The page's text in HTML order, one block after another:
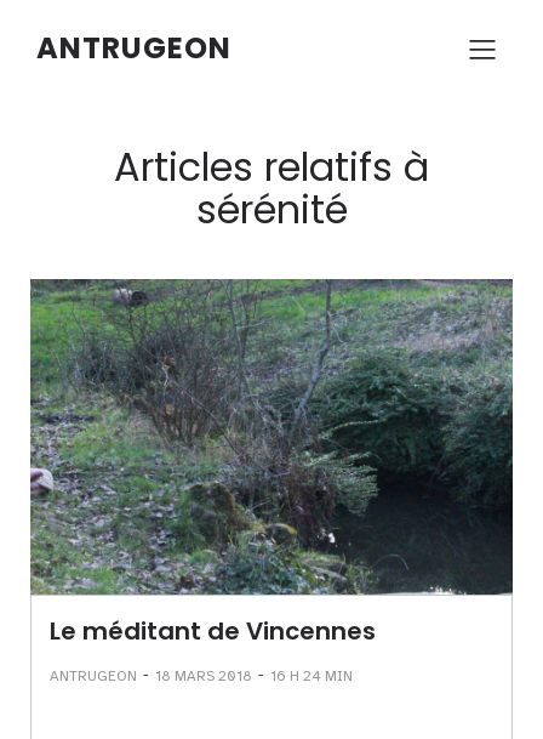
ANTRUGEON
Articles relatifs à
sérénité
Le méditant de Vincennes
ANTRUGEON - 18 MARS 2018 - 16 H 24 MIN